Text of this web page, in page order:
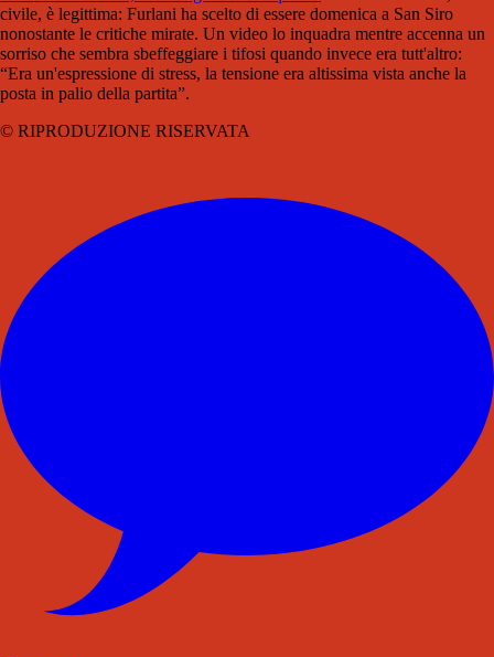
civile, è legittima: Furlani ha scelto di essere domenica a San Siro
nonostante le critiche mirate. Un video lo inquadra mentre accenna un
sorriso che sembra sbeffeggiare i tifosi quando invece era tutt'altro:
“Era un'espressione di stress, la tensione era altissima vista anche la
posta in palio della partita”.
© RIPRODUZIONE RISERVATA